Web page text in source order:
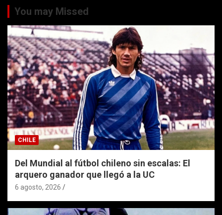
You may Missed
CHILE
Del Mundial al fútbol chileno sin escalas: El
arquero ganador que llegó a la UC
6 agosto, 2026